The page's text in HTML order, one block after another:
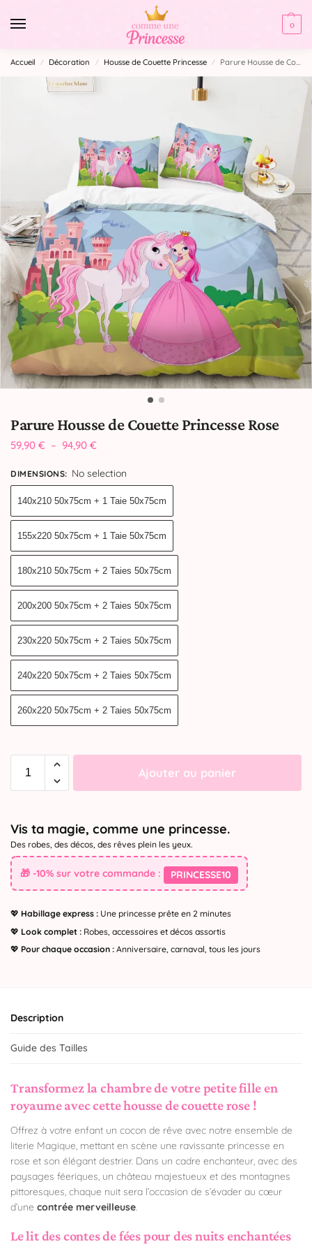
0
Accueil / Décoration / Housse de Couette Princesse / Parure Housse de Couette Princesse Rose
Parure Housse de Couette Princesse Rose
59,90 € – 94,90 €
DIMENSIONS: No selection
140x210 50x75cm + 1 Taie 50x75cm
155x220 50x75cm + 1 Taie 50x75cm
180x210 50x75cm + 2 Taies 50x75cm
200x200 50x75cm + 2 Taies 50x75cm
230x220 50x75cm + 2 Taies 50x75cm
240x220 50x75cm + 2 Taies 50x75cm
260x220 50x75cm + 2 Taies 50x75cm
Ajouter au panier
Vis ta magie, comme une princesse.
Des robes, des décos, des rêves plein les yeux.
🎁 -10% sur votre commande : PRINCESSE10
💖 Habillage express : Une princesse prête en 2 minutes
💖 Look complet : Robes, accessoires et décos assortis
💖 Pour chaque occasion : Anniversaire, carnaval, tous les jours
Description
Guide des Tailles
Transformez la chambre de votre petite fille en
royaume avec cette housse de couette rose !
Offrez à votre enfant un cocon de rêve avec notre ensemble de
literie Magique, mettant en scène une ravissante princesse en
rose et son élégant destrier. Dans un cadre enchanteur, avec des
paysages féeriques, un château majestueux et des montagnes
pittoresques, chaque nuit sera l’occasion de s’évader au cœur
d’une contrée merveilleuse
Le lit des contes de fées pour des nuits enchantées